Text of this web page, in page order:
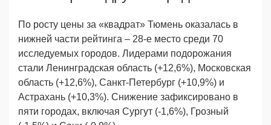
По росту цены за «квадрат» Тюмень оказалась в
нижней части рейтинга – 28-е место среди 70
исследуемых городов. Лидерами подорожания
стали Ленинградская область (+12,6%), Московская
область (+12,6%), Санкт-Петербург (+10,9%) и
Астрахань (+10,3%). Снижение зафиксировано в
пяти городах, включая Сургут (-1,6%), Грозный